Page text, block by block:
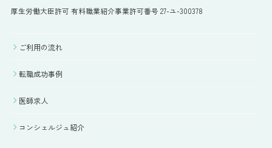
厚生労働大臣許可 有料職業紹介事業許可番号 27-ユ-300378
ご利用の流れ
転職成功事例
医師求人
コンシェルジュ紹介